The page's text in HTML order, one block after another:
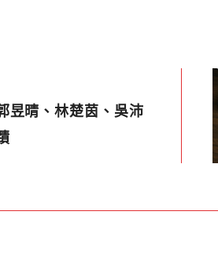
晴、林楚茵、吳沛